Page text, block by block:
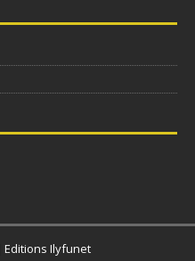
Editions Ilyfunet